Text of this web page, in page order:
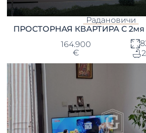
Радановичи
ПРОСТОРНАЯ КВАРТИРА С
164.900
€
2